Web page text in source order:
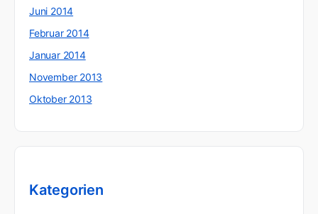
Juni 2014
Februar 2014
Januar 2014
November 2013
Oktober 2013
Kategorien